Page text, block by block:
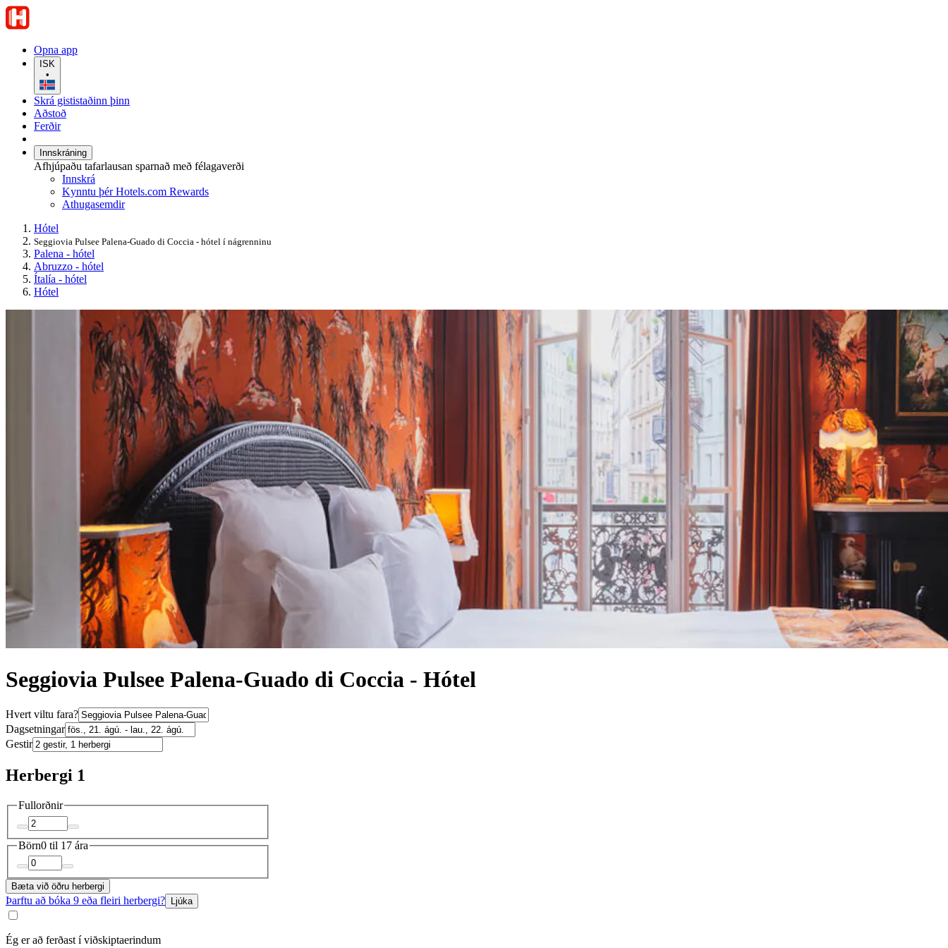
Opna app
ISK
•
Skrá gististaðinn þinn
Aðstoð
Ferðir
Innskráning
Afhjúpaðu tafarlausan sparnað með félagaverði
Innskrá
Kynntu þér Hotels.com Rewards
Athugasemdir
Hótel
Seggiovia Pulsee Palena-Guado di Coccia - hótel í nágrenninu
Palena - hótel
Abruzzo - hótel
Ítalía - hótel
Hótel
Seggiovia Pulsee Palena-Guado di Coccia - Hótel
Hvert viltu fara?
Dagsetningar
Gestir
Herbergi 1
Fullorðnir
Börn0 til 17 ára
Bæta við öðru herbergi
Þarftu að bóka 9 eða fleiri herbergi? Ljúka
Ég er að ferðast í viðskiptaerindum